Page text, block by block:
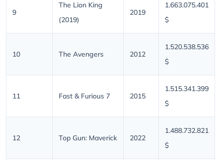
9
The Lion King
(2019)
2019
1.663.075.401
$
10 The Avengers 2012
1.520.538.536
$
11 Fast & Furious 7 2015
1.515.341.399
$
12 Top Gun: Maverick 2022
1.488.732.821
$